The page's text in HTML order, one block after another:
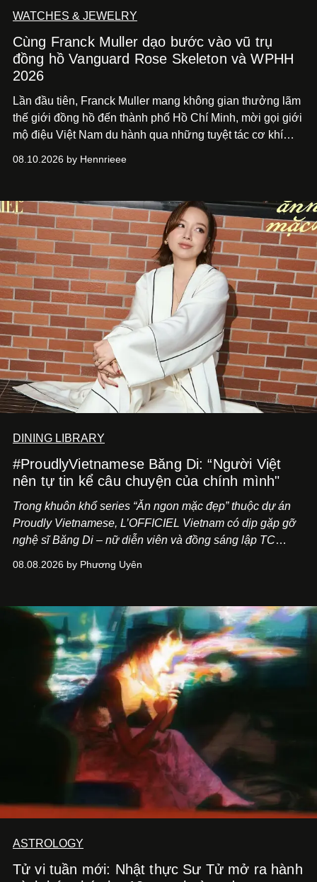
WATCHES & JEWELRY
Cùng Franck Muller dạo bước vào vũ trụ
đồng hồ Vanguard Rose Skeleton và WPHH
2026
Lần đầu tiên, Franck Muller mang không gian thưởng lãm
thế giới đồng hồ đến thành phố Hồ Chí Minh, mời gọi giới
mộ điệu Việt Nam du hành qua những tuyệt tác cơ khí
vừa ra mắt tại sự kiện WPHH 2026.
08.10.2026 by Hennrieee
DINING LIBRARY
#ProudlyVietnamese Băng Di: “Người Việt
nên tự tin kể câu chuyện của chính mình"
Trong khuôn khổ series “Ăn ngon mặc đẹp” thuộc dự án
Proudly Vietnamese, L’OFFICIEL Vietnam có dịp gặp gỡ
nghệ sĩ Băng Di – nữ diễn viên và đồng sáng lập TC
Kitchen Bar và SALEM tại TP.HCM.
08.08.2026 by Phương Uyên
ASTROLOGY
Tử vi tuần mới: Nhật thực Sư Tử mở ra hành